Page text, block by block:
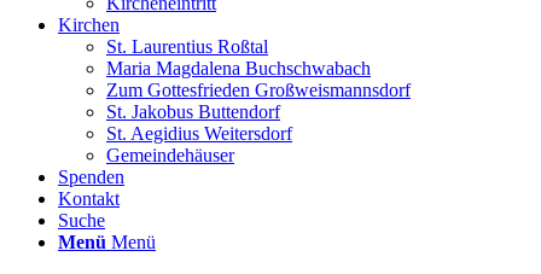
Kirchen
St. Laurentius Roßtal
Maria Magdalena Buchschwabach
Zum Gottesfrieden Großweismannsdorf
St. Jakobus Buttendorf
St. Aegidius Weitersdorf
Gemeindehäuser
Spenden
Kontakt
Suche
Menü Menü